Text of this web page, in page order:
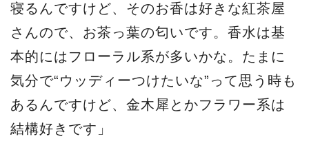
寝るんですけど、そのお香は好きな紅茶屋
さんので、お茶っ葉の匂いです。香水は基
本的にはフローラル系が多いかな。たまに
気分で“ウッディーつけたいな”って思う時も
あるんですけど、金木犀とかフラワー系は
結構好きです」